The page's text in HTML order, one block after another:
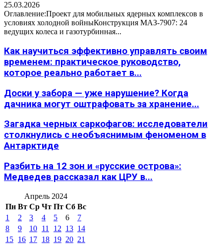
25.03.2026
Оглавление:Проект для мобильных ядерных комплексов в
условиях холодной войныКонструкция МАЗ-7907: 24
ведущих колеса и газотурбинная...
Как научиться эффективно управлять своим
временем: практическое руководство,
которое реально работает в...
Доски у забора — уже нарушение? Когда
дачника могут оштрафовать за хранение...
Загадка черных саркофагов: исследователи
столкнулись с необъяснимым феноменом в
Антарктиде
Разбить на 12 зон и «русские острова»:
Медведев рассказал как ЦРУ в...
Апрель 2024
Пн Вт Ср Чт Пт Сб Вс
1
2 3 4 5 6
7
8
9 10 11 12 13 14
15 16 17 18 19 20 21